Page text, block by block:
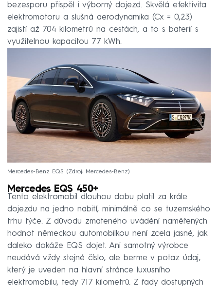
bezesporu přispěl i výborný dojezd. Skvělá efektivita
elektromotoru a slušná aerodynamika (Cx = 0,23)
zajistí až 704 kilometrů na cestách, a to s baterií s
využitelnou kapacitou 77 kWh.
Mercedes-Benz EQS Zdroj: Mercedes-Benz
Mercedes EQS 450+
Tento elektromobil dlouhou dobu platil za krále
dojezdu na jedno nabití, minimálně co se tuzemského
trhu týče. Z důvodu zmateného uvádění naměřených
hodnot německou automobilkou není zcela jasné, jak
daleko dokáže EQS dojet. Ani samotný výrobce
neudává vždy stejné číslo, ale berme v potaz údaj,
který je uveden na hlavní stránce luxusního
elektromobilu, tedy 717 kilometrů. Z řady dostupných